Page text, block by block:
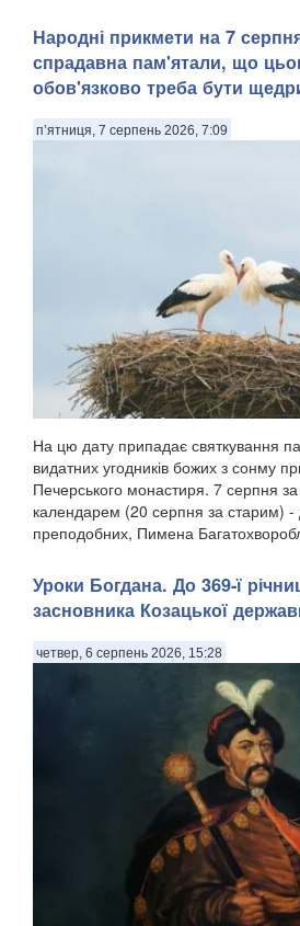
Народні прикмети на 7
спрадавна пам'ятали, що
обов'язково треба бути
п’ятниця, 7 серпень 2026, 7:09
На цю дату припадає святкування
видатних угодників божих з сонму
Печерського монастиря. 7 серпня
календарем (20 серпня за старим) -
преподобних, Пимена
Уроки Богдана. До 369-ї
засновника Козацької
четвер, 6 серпень 2026, 15:28